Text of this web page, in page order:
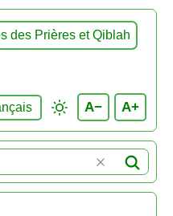
des Prières et Qiblah
A− A+